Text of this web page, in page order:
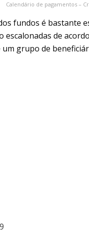
Calendário de pagamentos –
fundos é bastante
escalonadas de
grupo de